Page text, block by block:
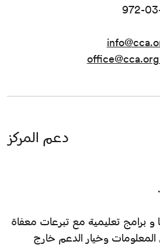
دعم المركز
و برامج تعليمية مع تبرعات معفاة
وخيار الدعم خارج